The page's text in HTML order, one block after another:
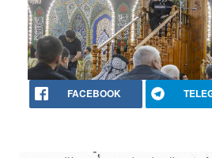
FACEBOOK